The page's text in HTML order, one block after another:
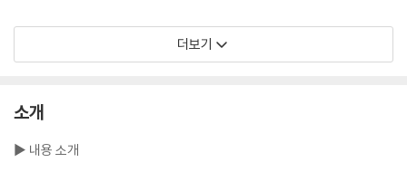
더보기
소개
▶ 내용 소개